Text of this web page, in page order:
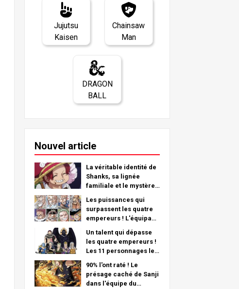
Jujutsu
Kaisen
Chainsaw
Man
DRAGON
BALL
Nouvel article
La véritable identité de
Shanks, sa lignée
familiale et le mystère
Une analyse
approfondie du dernier
chapitre !
Les puissances qui
surpassent les quatre
empereurs ! L'équipage
classement le plus fort
TOP 11 (du 5ème au
1er)
Un talent qui dépasse
les quatre empereurs !
Les 11 personnages les
pirate n°2 (de la 11e à la
6e place)
90% l'ont raté ! Le
présage caché de Sanji
dans l'équipe du